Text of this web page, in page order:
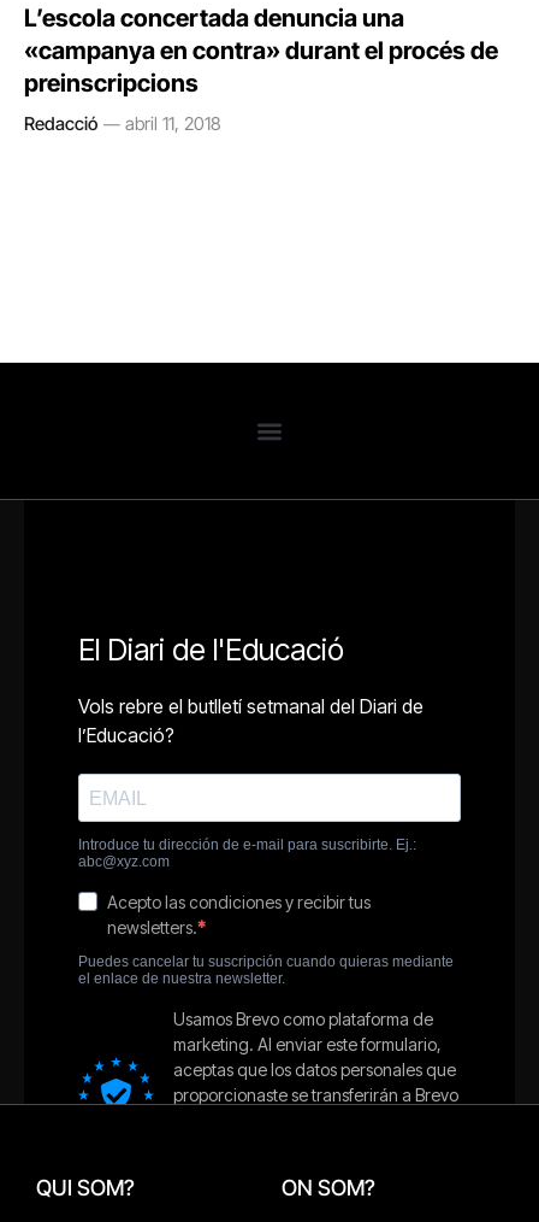
L’escola concertada denuncia una
«campanya en contra» durant el procés de
preinscripcions
Redacció abril 11, 2018
QUI SOM? ON SOM?